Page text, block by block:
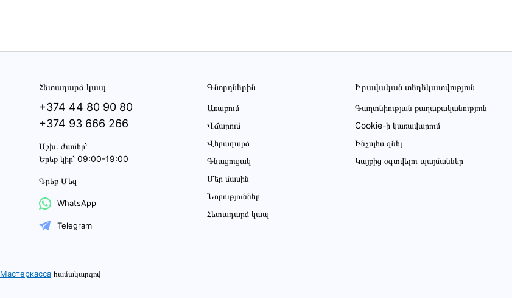
Հետադարձ կապ
+374 44 80 90 80
+374 93 666 266
Աշխ․ ժամեր՝
Երեք կիր՝ 09:00-19:00
Գրեք Մեզ
WhatsApp
Telegram
Գնորդներին
Առաքում
Վճարում
Վերադարձ
Գնացուցակ
Մեր մասին
Նորություններ
Հետադարձ կապ
Իրավական տեղեկատվություն
Գաղտնիության քաղաքականություն
Cookie-ի կառավարում
Ինչպես գնել
Կայքից օգտվելու պայմաններ
Мастеркасса համակարգով